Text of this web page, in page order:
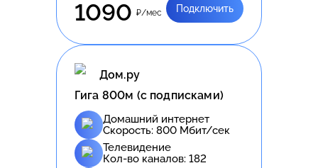
1090 ₽/мес Подключить
Дом.ру
Гига 800м (с подписками)
Домашний интернет
Скорость: 800 Мбит/сек
Телевидение
Кол-во каналов: 182